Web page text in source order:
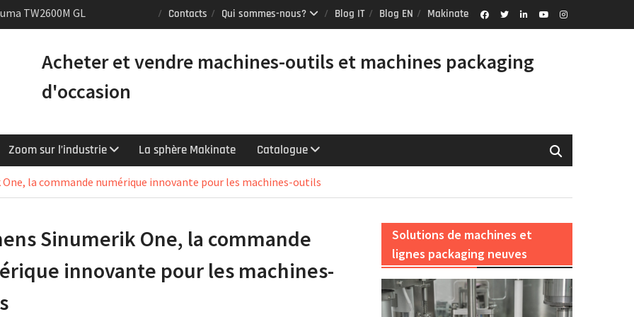
TW2600M GL
du contrôle
la productivité
Contacts Qui sommes-nous? Blog IT Blog EN Makinate
Acheter et vendre machines-outils et machines packaging
d'occasion
Zoom sur l’industrie La sphère Makinate Catalogue
One, la commande numérique innovante pour les machines-outils
Sinumerik One, la commande
innovante pour les machines-
Solutions de machines et
lignes packaging neuves